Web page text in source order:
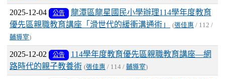
2025-12-04 公告
龍潭區龍星國民小學辦理114學年度教育
優先區親職教育講座「滑世代的緩衝溝通術」
(張佳惠 / 112 /
輔導室)
2025-12-02 公告
114學年度教育優先區親職教育講座—網
路時代的親子教養術 (張佳惠 / 114 / 輔導室)